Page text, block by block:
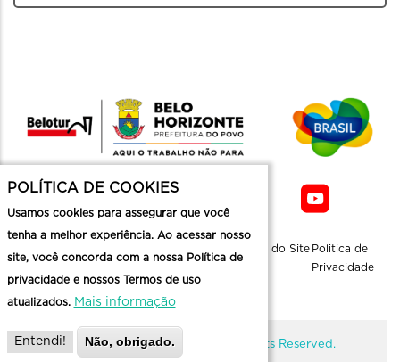
Mapa do Site Politica de
Privacidade
@ Copyright Belotur 2026. All Rights Reserved.
POLÍTICA DE COOKIES
Usamos cookies para assegurar que você
tenha a melhor experiência. Ao acessar nosso
site, você concorda com a nossa Política de
privacidade e nossos Termos de uso
atualizados. Mais informação
Entendi! Não, obrigado.